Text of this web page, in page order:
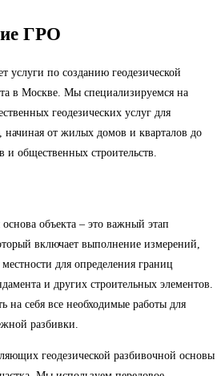
ГРО
по созданию геодезической
в Москве. Мы специализируемся на
геодезических услуг для
начиная от жилых домов и кварталов до
общественных строительств.
основа объекта – это важный этап
включает выполнение измерений,
для определения границ
и других строительных элементов.
на себя все необходимые работы для
разбивки.
геодезической разбивочной основы